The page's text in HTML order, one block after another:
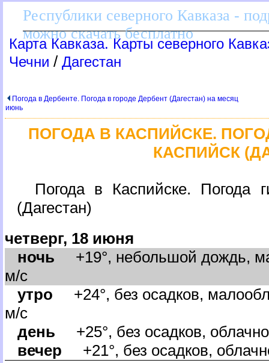
Республики северного Кавказа -
можно скачать бесплатно
Карта Кавказа. Карты северного
Чечни / Дагестан
Погода в Дербенте. Погода в городе Дербент (Дагестан) на месяц
июнь
ПОГОДА В КАСПИЙСКЕ.
КАСПИЙСК
Погода в Каспийске. Погода
(Дагестан)
четверг, 18 июня
ночь +19°, небольшой дождь,
м/с
утро +24°, без осадков,
м/с
день +25°, без осадков,
ечер +21°, без осадков,